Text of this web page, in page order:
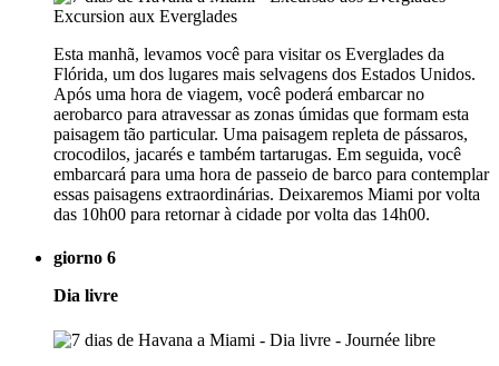
Esta manhã, levamos você para visitar os Everglades da
Flórida, um dos lugares mais selvagens dos Estados Unidos.
Após uma hora de viagem, você poderá embarcar no
aerobarco para atravessar as zonas úmidas que formam esta
paisagem tão particular. Uma paisagem repleta de pássaros,
crocodilos, jacarés e também tartarugas. Em seguida, você
embarcará para uma hora de passeio de barco para contemplar
essas paisagens extraordinárias. Deixaremos Miami por volta
das 10h00 para retornar à cidade por volta das 14h00.
giorno 6
Dia livre